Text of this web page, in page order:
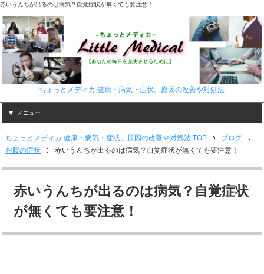
赤いうんちが出るのは病気？自覚症状が無くても要注意！
ちょっとメディカ 健康・病気・症状。原因の改善や対処法
メニュー
ちょっとメディカ 健康・病気・症状。原因の改善や対処法 TOP
ブログ
お腹の症状
赤いうんちが出るのは病気？自覚症状が無くても要注意！
赤いうんちが出るのは病気？自覚症状
が無くても要注意！